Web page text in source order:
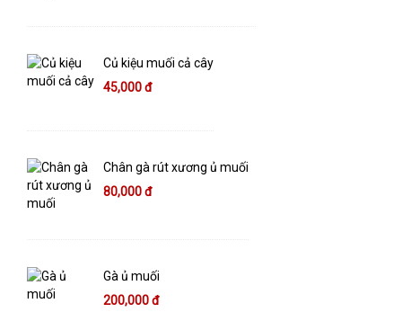
Củ kiệu muối cả cây
45,000 đ
Chân gà rút xương ủ muối
80,000 đ
Gà ủ muối
200,000 đ